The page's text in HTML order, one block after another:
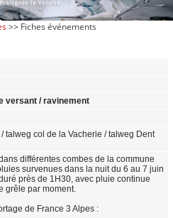
>> Fiches événements
versant / ravinement
talweg col de la Vacherie / talweg Dent
différentes combes de la commune
survenues dans la nuit du 6 au 7 juin
près de 1H30, avec pluie continue
grêle par moment.
de France 3 Alpes :